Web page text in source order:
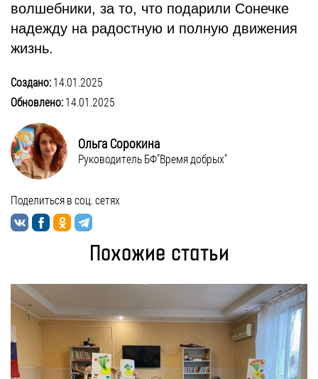
волшебники, за то, что подарили Сонечке
надежду на радостную и полную движения
жизнь.
Создано:14.01.2025
Обновлено:14.01.2025
Ольга Сорокина
Руководитель БФ"Время добрых"
Поделиться в соц. сетях
Похожие статьи